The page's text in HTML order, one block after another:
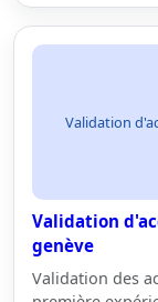
Validation
Validation
genève
Validation des